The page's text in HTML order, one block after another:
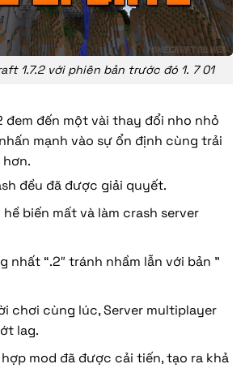
1.7.2 với phiên bản trước đó 1. 7 01
đem đến một vài thay đổi nho nhỏ
mạnh vào sự ổn định cùng trải
đều đã được giải quyết.
biến mất và làm crash server
nhất “.2″ tránh nhầm lẫn với bản ”
chơi cùng lúc, Server multiplayer
lag.
mod đã được cải tiến, tạo ra khả